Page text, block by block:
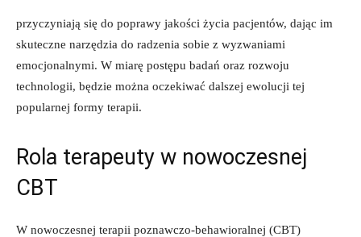
przyczyniają się‌ do poprawy ‌jakości⁢ życia pacjentów, dając im
skuteczne narzędzia do‍ radzenia sobie z wyzwaniami​
emocjonalnymi. W miarę postępu badań ⁤oraz rozwoju
technologii, będzie można‌ oczekiwać dalszej ewolucji tej​
popularnej formy terapii.
Rola terapeuty‍ w nowoczesnej
CBT
W nowoczesnej terapii poznawczo-behawioralnej (CBT)